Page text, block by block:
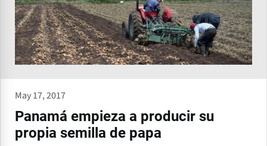
May 17, 2017
Panamá empieza a producir su
propia semilla de papa